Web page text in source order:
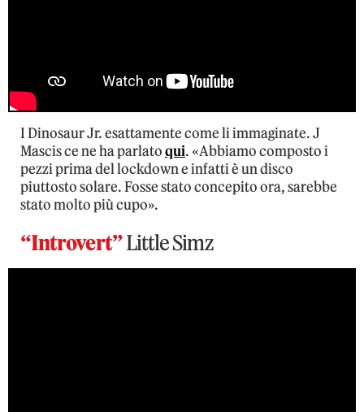
I Dinosaur Jr. esattamente come li immaginate. J
Mascis ce ne ha parlatoqui. «Abbiamo composto i
pezzi prima del lockdown e infatti è un disco
piuttosto solare. Fosse stato concepito ora, sarebbe
stato molto più cupo».
“Introvert”Little Simz